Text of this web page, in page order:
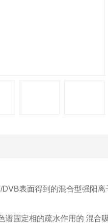
表面得到的混合型强阳
谱固定相的疏水作用的 混合